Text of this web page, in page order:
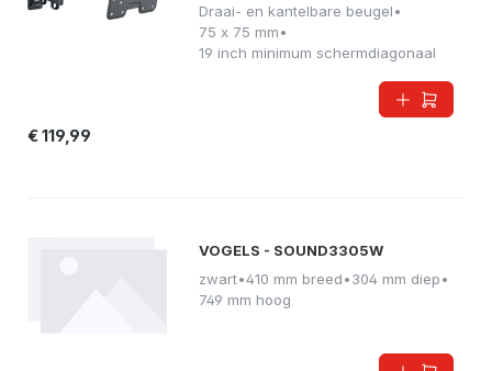
Draai- en kantelbare beugel•
75 x 75 mm•
19 inch minimum schermdiagonaal
€ 119,99
VOGELS - SOUND3305W
zwart•410 mm breed•304 mm diep•
749 mm hoog